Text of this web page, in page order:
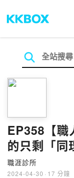
EP358【職
的只剩「同
皓文用二手
職涯診所
2024-04-30 · 17 分鐘